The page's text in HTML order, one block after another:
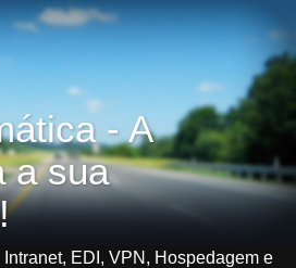
- A
a sua
EDI, VPN, Hospedagem e